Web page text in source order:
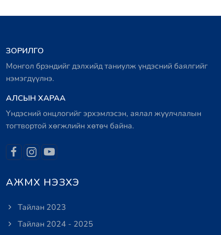
ЗОРИЛГО
Монгол брэндийг дэлхийд таниулж үндэсний баялгийг
нэмэгдүүлнэ.
АЛСЫН ХАРАА
Үндэсний онцлогийг эрхэмлэсэн, аялал жуулчлалын
тогтвортой хөгжлийн хөтөч байна.
АЖМХ НЭЗХЭ
Тайлан 2023
Тайлан 2024 - 2025